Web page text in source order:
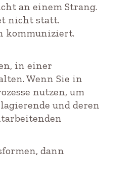
an einem Strang.
nicht statt.
kommuniziert.
in einer
Wenn Sie in
nutzen, um
und deren
dann